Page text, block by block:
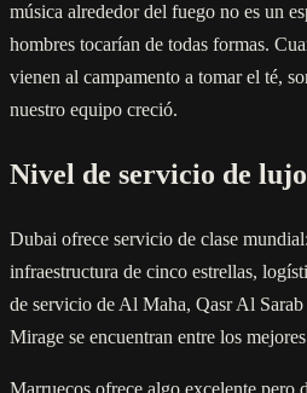
música alrededor del fuego no es un
hombres tocarían de todas formas.
vienen al campamento a tomar el té,
nuestro equipo creció.
Nivel de servicio de lujo
Dubai ofrece servicio de clase
infraestructura de cinco estrellas,
de servicio de Al Maha, Qasr Al
Mirage se encuentran entre los
Marruecos ofrece algo excelente pero